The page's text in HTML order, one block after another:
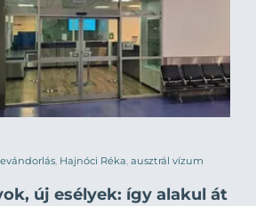
, Hajnóci Réka, ausztrál vízum
új esélyek: így alakul át